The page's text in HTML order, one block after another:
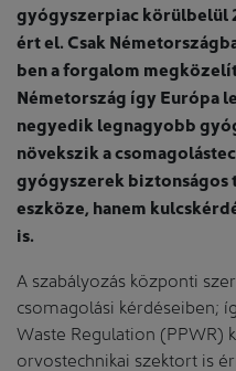
gyógyszerpiac
ért el. Csak
ben a forgalom
Németország így Európa
negyedik legnagyobb
növekszik a
gyógyszerek biztonságos
eszköze, hanem
is.
A szabályozás központi
csomagolási kérdéseiben;
Waste Regulation (PPWR)
orvostechnikai szektort is